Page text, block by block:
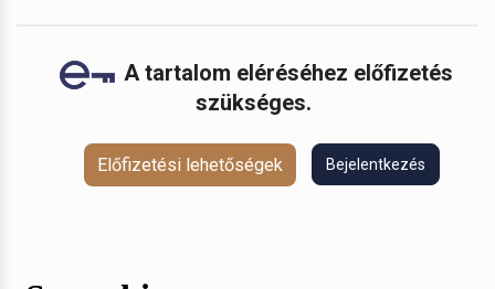
A tartalom eléréséhez előfizetés
szükséges.
Előfizetési lehetőségek Bejelentkezés